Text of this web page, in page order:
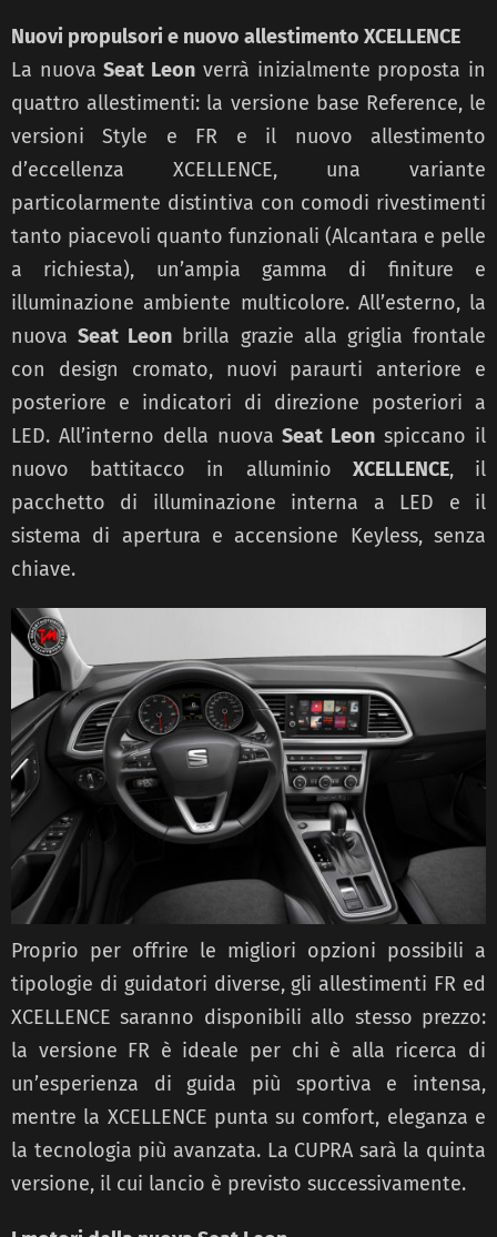
Nuovi propulsori e nuovo allestimento XCELLENCE
La nuovaSeat Leon verrà inizialmente proposta in
quattro allestimenti: la versione base Reference, le
versioni Style e FR e il nuovo allestimento
d’eccellenza XCELLENCE, una variante
particolarmente distintiva con comodi rivestimenti
tanto piacevoli quanto funzionali (Alcantara e pelle
a richiesta), un’ampia gamma di finiture e
illuminazione ambiente multicolore. All’esterno, la
nuovaSeat Leon brilla grazie alla griglia frontale
con design cromato, nuovi paraurti anteriore e
posteriore e indicatori di direzione posteriori a
LED. All’interno della nuovaSeat Leon spiccano il
nuovo battitacco in alluminio XCELLENCE, il
pacchetto di illuminazione interna a LED e il
sistema di apertura e accensione Keyless, senza
chiave.
Proprio per offrire le migliori opzioni possibili a
tipologie di guidatori diverse, gli allestimenti FR ed
XCELLENCE saranno disponibili allo stesso prezzo:
la versione FR è ideale per chi è alla ricerca di
un’esperienza di guida più sportiva e intensa,
mentre la XCELLENCE punta su comfort, eleganza e
la tecnologia più avanzata. La CUPRA sarà la quinta
versione, il cui lancio è previsto successivamente.